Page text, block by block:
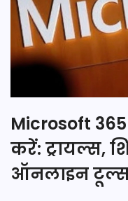
Microsoft
करें: ट्रायल्स,
ऑनलाइन टूल्स